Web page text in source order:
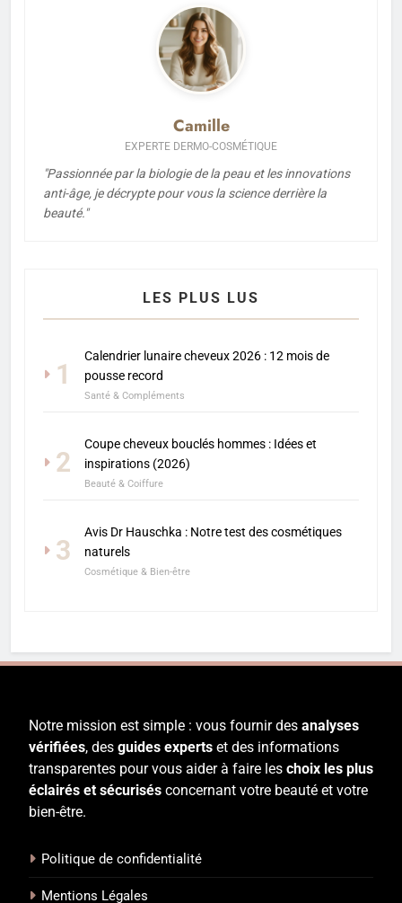
Camille
EXPERTE DERMO-COSMÉTIQUE
"Passionnée par la biologie de la peau et les innovations
anti-âge, je décrypte pour vous la science derrière la
beauté."
LES PLUS LUS
1
Calendrier lunaire cheveux 2026 : 12 mois de
pousse record
Santé & Compléments
2
Coupe cheveux bouclés hommes : Idées et
inspirations (2026)
Beauté & Coiffure
3
Avis Dr Hauschka : Notre test des cosmétiques
naturels
Cosmétique & Bien-être
Notre mission est simple : vous fournir des analyses
vérifiées, des guides experts et des informations
transparentes pour vous aider à faire les choix les plus
éclairés et sécurisés concernant votre beauté et votre
bien-être.
Politique de confidentialité
Mentions Légales